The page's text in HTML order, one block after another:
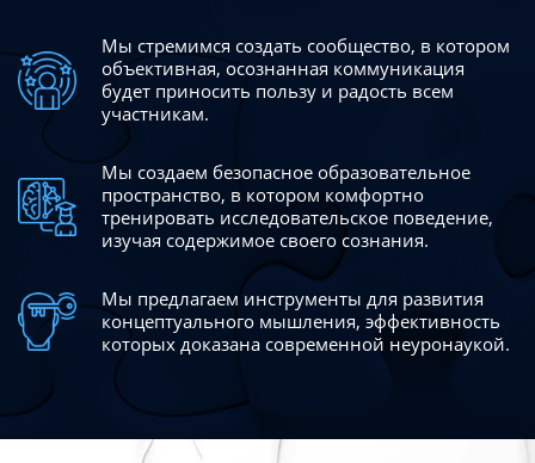
Мы стремимся создать сообщество, в котором
объективная, осознанная коммуникация
будет приносить пользу и радость всем
участникам.
Мы создаем безопасное образовательное
пространство, в котором комфортно
тренировать исследовательское поведение,
изучая содержимое своего сознания.
Мы предлагаем инструменты для развития
концептуального мышления, эффективность
которых доказана современной неуронаукой.